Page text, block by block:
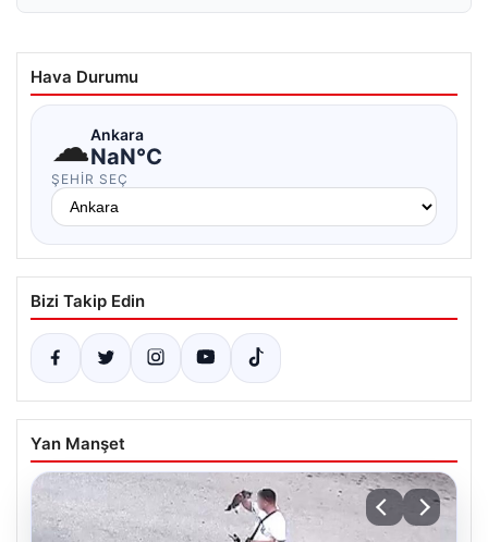
Hava Durumu
☁Ankara
NaN°C
ŞEHIR SEÇ
Bizi Takip Edin
Yan Manşet